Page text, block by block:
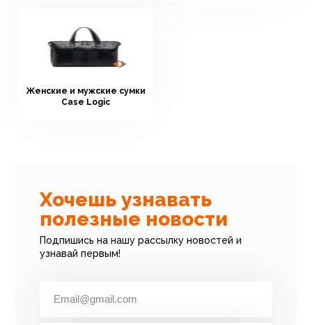
Женские и мужские сумки
Case Logic
Хочешь узнавать
полезные новости
Подпишись на нашу рассылку новостей и
узнавай первым!